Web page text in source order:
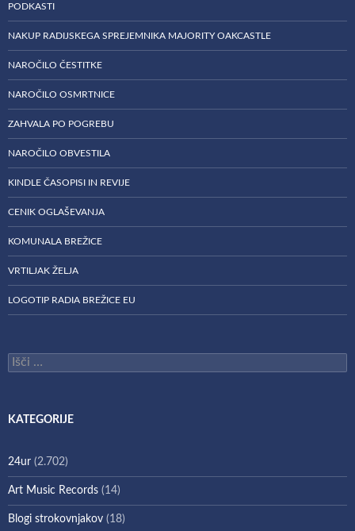
PODKASTI
NAKUP RADIJSKEGA SPREJEMNIKA MAJORITY OAKCASTLE
NAROČILO ČESTITKE
NAROČILO OSMRTNICE
ZAHVALA PO POGREBU
NAROČILO OBVESTILA
KINDLE ČASOPISI IN REVIJE
CENIK OGLAŠEVANJA
KOMUNALA BREŽICE
VRTILJAK ŽELJA
LOGOTIP RADIA BREŽICE EU
Išči:
KATEGORIJE
24ur (2.702)
Art Music Records (14)
Blogi strokovnjakov (18)